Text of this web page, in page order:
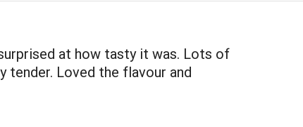
at how tasty it was. Lots of
tender. Loved the flavour and